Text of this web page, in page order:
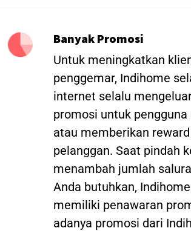
Banyak Promosi
Untuk meningkatkan
penggemar, Indihome
internet selalu
promosi untuk
atau memberikan
pelanggan. Saat pindah
menambah jumlah
Anda butuhkan,
memiliki penawaran
adanya promosi dari